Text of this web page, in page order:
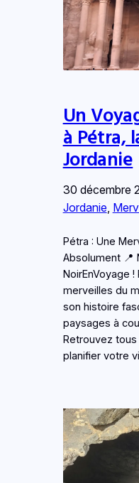
Un
à Pétra,
Jordanie
30 décembre
Jordanie,
Pétra : Une
Absolument 📍
NoirEnVoyage
merveilles du
son histoire
paysages à
Retrouvez
planifier votre